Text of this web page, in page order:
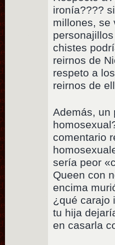
ironía????
millones, se
chistes
reirnos de
respeto a
reirnos de
Además, un
comentario
sería peor
Queen con
encima
¿qué carajo
tu hija
en casarla